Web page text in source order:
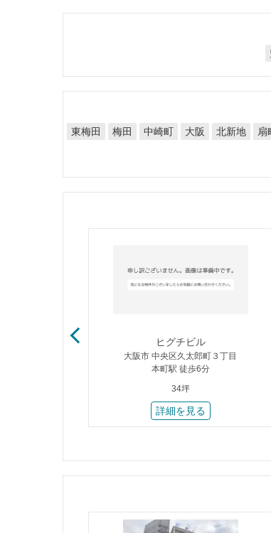
東梅田 梅田 中崎町 大阪 北新地 扇
ヒグチビル
大阪市 中央区久太郎町３丁目
本町駅 徒歩6分
34坪
詳細を見る